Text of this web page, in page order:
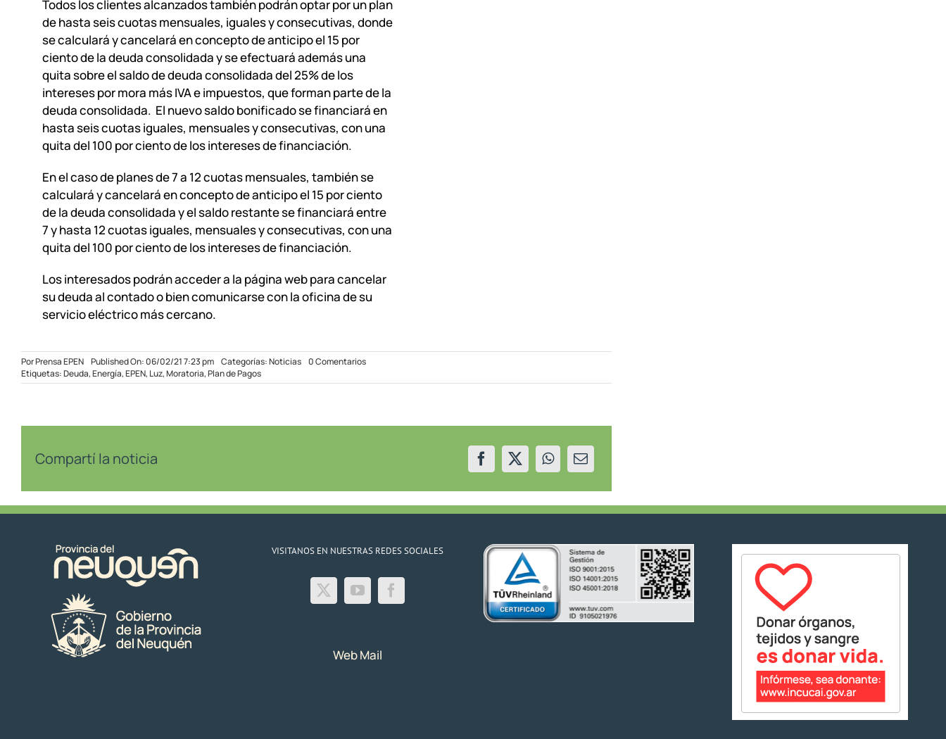
Todos los clientes alcanzados también podrán optar por un plan
de hasta seis cuotas mensuales, iguales y consecutivas, donde
se calculará y cancelará en concepto de anticipo el 15 por
ciento de la deuda consolidada y se efectuará además una
quita sobre el saldo de deuda consolidada del 25% de los
intereses por mora más IVA e impuestos, que forman parte de la
deuda consolidada. El nuevo saldo bonificado se financiará en
hasta seis cuotas iguales, mensuales y consecutivas, con una
quita del 100 por ciento de los intereses de financiación.
En el caso de planes de 7 a 12 cuotas mensuales, también se
calculará y cancelará en concepto de anticipo el 15 por ciento
de la deuda consolidada y el saldo restante se financiará entre
7 y hasta 12 cuotas iguales, mensuales y consecutivas, con una
quita del 100 por ciento de los intereses de financiación.
Los interesados podrán acceder a la página web para cancelar
su deuda al contado o bien comunicarse con la oficina de su
servicio eléctrico más cercano.
PorPrensa EPEN Published On: 06/02/21 7:23 pm Categorías:Noticias 0 Comentarioson
del
Etiquetas:Deuda,Energía,EPEN, Luz,Moratoria,Plan de Pagos
Compartí la noticia
VISITANOS EN NUESTRAS REDES SOCIALES
Web Mail